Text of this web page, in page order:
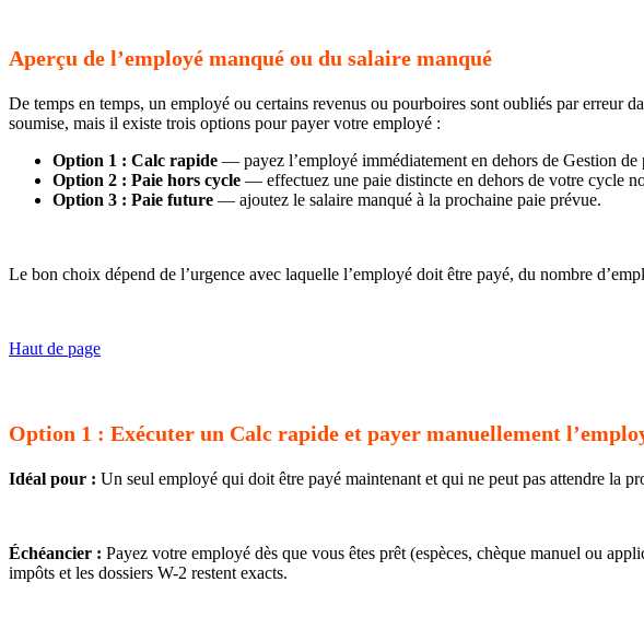
Aperçu de l’employé manqué ou du salaire manqué
De temps en temps, un employé ou certains revenus ou pourboires sont oubliés par erreur
soumise, mais il existe trois options pour payer votre employé :
Option 1 : Calc rapide — payez l’employé immédiatement en dehors de Gestion de
Option 2 : Paie hors cycle — effectuez une paie distincte en dehors de votre cycle
Option 3 : Paie future — ajoutez le salaire manqué à la prochaine paie prévue.
Le bon choix dépend de l’urgence avec laquelle l’employé doit être payé, du nombre
Haut de page
Option 1 : Exécuter un Calc rapide et payer manuellement
Idéal pour : Un seul employé qui doit être payé maintenant et qui ne peut pas attendre la
Échéancier : Payez votre employé dès que vous êtes prêt (espèces, chèque manuel ou
impôts et les dossiers W-2 restent exacts.